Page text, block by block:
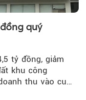
quý
tỷ đồng, giảm
khu công
thu vào cuối